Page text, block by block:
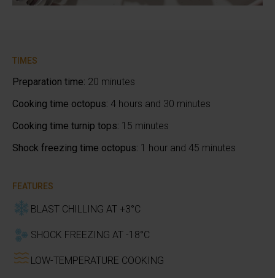
TIMES
Preparation time: 20 minutes
Cooking time octopus: 4 hours and 30 minutes
Cooking time turnip tops: 15 minutes
Shock freezing time octopus: 1 hour and 45 minutes
FEATURES
BLAST CHILLING AT +3°C
SHOCK FREEZING AT -18°C
LOW-TEMPERATURE COOKING